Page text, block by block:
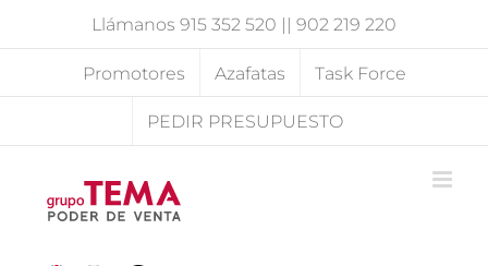
Llámanos 915 352 520 || 902 219 220
Promotores Azafatas Task Force
PEDIR PRESUPUESTO